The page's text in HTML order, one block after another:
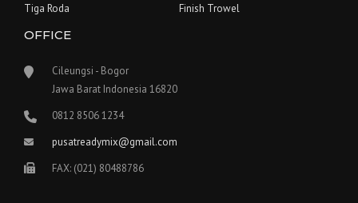
Tiga Roda Finish Trowel
OFFICE
Cileungsi - Bogor
Jawa Barat Indonesia 16820
0812 8506 1234
pusatreadymix@gmail.com
FAX: (021) 80488786